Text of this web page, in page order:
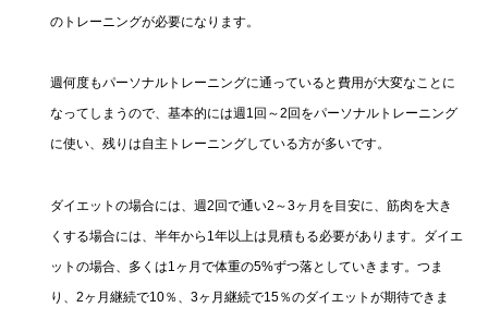
のトレーニングが必要になります。
週何度もパーソナルトレーニングに通っていると費用が大変なことに
なってしまうので、基本的には週1回～2回をパーソナルトレーニング
に使い、残りは自主トレーニングしている方が多いです。
ダイエットの場合には、週2回で通い2～3ヶ月を目安に、筋肉を大き
くする場合には、半年から1年以上は見積もる必要があります。ダイエ
ットの場合、多くは1ヶ月で体重の5%ずつ落としていきます。つま
り、2ヶ月継続で10％、3ヶ月継続で15％のダイエットが期待できま